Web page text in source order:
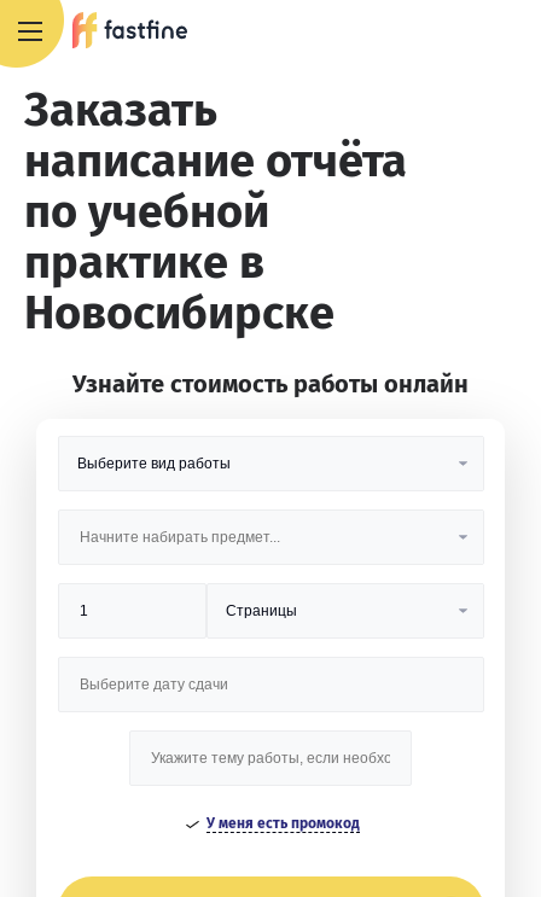
Заказать
написание отчёта
по учебной
практике в
Новосибирске
Узнайте стоимость работы онлайн
У меня есть промокод